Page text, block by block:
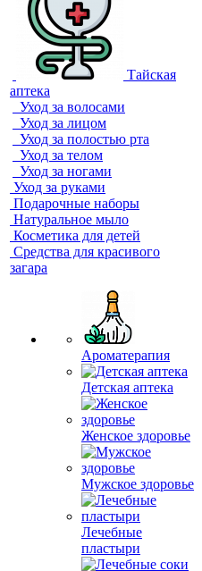
Тайская
аптека
Уход за волосами
Уход за лицом
Уход за полостью рта
Уход за телом
Уход за ногами
Уход за руками
Подарочные наборы
Натуральное мыло
Косметика для детей
Средства для красивого
загара
Ароматерапия
Детская аптека
Женское здоровье
Мужское здоровье
Лечебные
пластыри